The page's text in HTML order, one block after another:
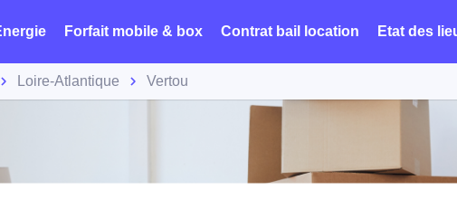
Forfait mobile & box Contrat bail location Etat des
Loire-Atlantique Vertou